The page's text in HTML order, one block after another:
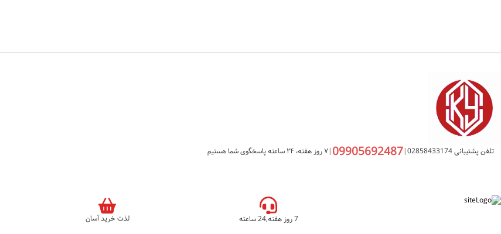
تلفن پشتیبانی 02858433174 |
09905692487
|۷ روز هفته، ۲۴ ساعته پاسخگوی شما هستیم
7 روز هفته,24 ساعته لذت خرید آسان